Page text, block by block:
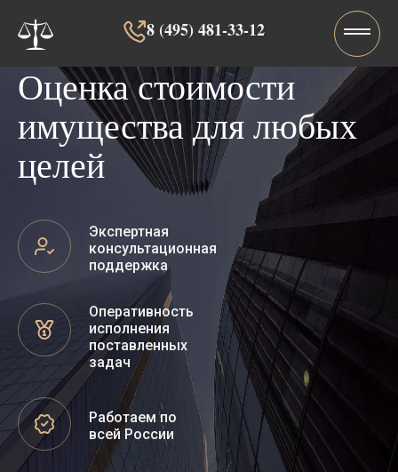
8 (495) 481-33-12‬‬
Оценка стоимости
имущества для любых
целей
Экспертная
консультационная
поддержка
Оперативность
исполнения
поставленных
задач
Работаем по
всей России